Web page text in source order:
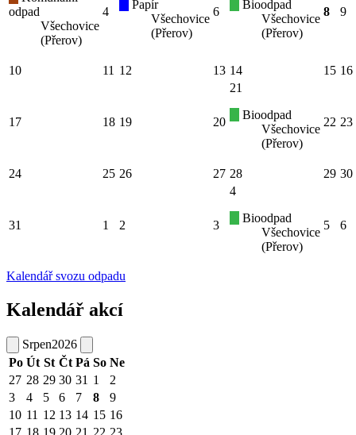
odpad
Všechovice
(Přerov)
4
Papír
Všechovice
(Přerov)
6
Bioodpad
Všechovice
(Přerov)
8 9
10 11 12 13 14 15 16
17 18 19 20
21
Bioodpad
Všechovice
(Přerov)
22 23
24 25 26 27 28 29 30
31 1 2 3
4
Bioodpad
Všechovice
(Přerov)
5 6
Kalendář svozu odpadu
Kalendář akcí
Srpen2026
Po Út St Čt Pá So Ne
27 28 29 30 31 1
2
3
4 5 6 7 8
9
10 11 12 13 14 15 16
17 18 19 20 21 22 23